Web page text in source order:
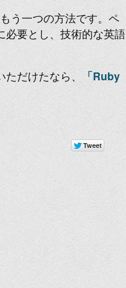
う一つの方法です。ペ
必要とし、技術的な英語
だけたなら、 「Ruby